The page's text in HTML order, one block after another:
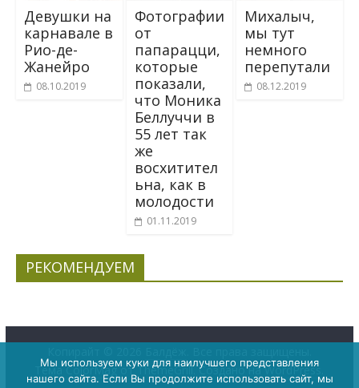
Девушки на
карнавале в
Рио-де-
Жанейро
08.10.2019
Фотографии
от
папарацци,
которые
показали,
что Моника
Беллуччи в
55 лет так
же
восхитител
ьна, как в
молодости
01.11.2019
Михалыч,
мы тут
немного
перепутали
08.12.2019
РЕКОМЕНДУЕМ
ТемаColorMagот ThemeGrill. Создано наWordPress
Мы используем куки для наилучшего представления
нашего сайта. Если Вы продолжите использовать сайт, мы